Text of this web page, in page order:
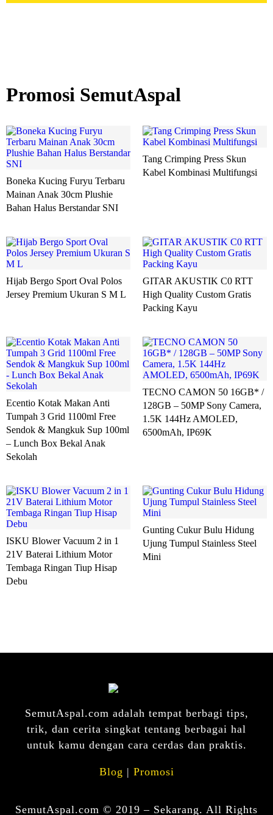
Promosi SemutAspal
Boneka Kucing Furyu Terbaru
Mainan Anak 30cm Plushie
Bahan Halus Berstandar SNI
Tang Crimping Press Skun
Kabel Kombinasi Multifungsi
Hijab Bergo Sport Oval Polos
Jersey Premium Ukuran S M L
GITAR AKUSTIK C0 RTT
High Quality Custom Gratis
Packing Kayu
Ecentio Kotak Makan Anti
Tumpah 3 Grid 1100ml Free
Sendok & Mangkuk Sup 100ml
– Lunch Box Bekal Anak
Sekolah
TECNO CAMON 50 16GB* /
128GB – 50MP Sony Camera,
1.5K 144Hz AMOLED,
6500mAh, IP69K
ISKU Blower Vacuum 2 in 1
21V Baterai Lithium Motor
Tembaga Ringan Tiup Hisap
Debu
Gunting Cukur Bulu Hidung
Ujung Tumpul Stainless Steel
Mini
SemutAspal.com adalah tempat berbagi tips,
trik, dan cerita singkat tentang berbagai hal
untuk kamu dengan cara cerdas dan praktis.
Blog | Promosi
SemutAspal.com © 2019 – Sekarang. All Rights